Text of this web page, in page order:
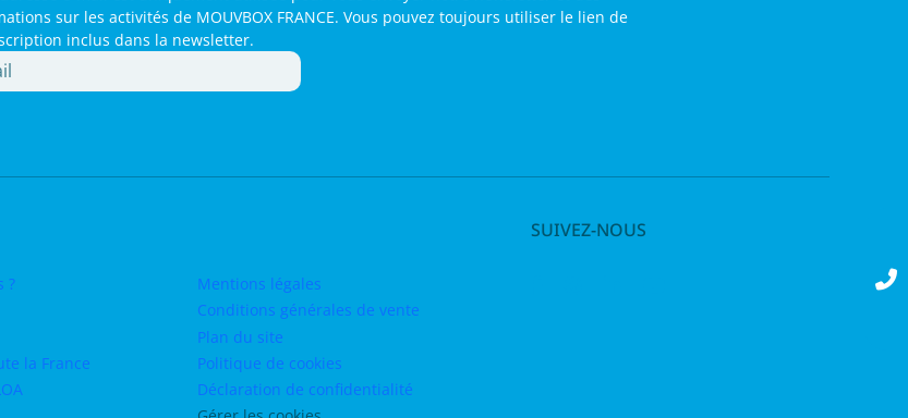
sur les activités de MOUVBOX FRANCE. Vous pouvez toujours utiliser le lien de
inclus dans la newsletter.
?
la France
Mentions légales
Conditions générales de vente
Plan du site
Politique de cookies
Déclaration de confidentialité
SUIVEZ-NOUS